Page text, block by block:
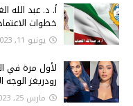
أ‌. د. عبد الله
خطوات
يونيو 11, 2023
لأول مرة في
رودريغز الوجه
مارس 25, 2023